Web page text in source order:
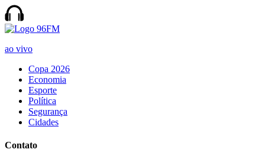
ao vivo
Copa 2026
Economia
Esporte
Política
Segurança
Cidades
Contato